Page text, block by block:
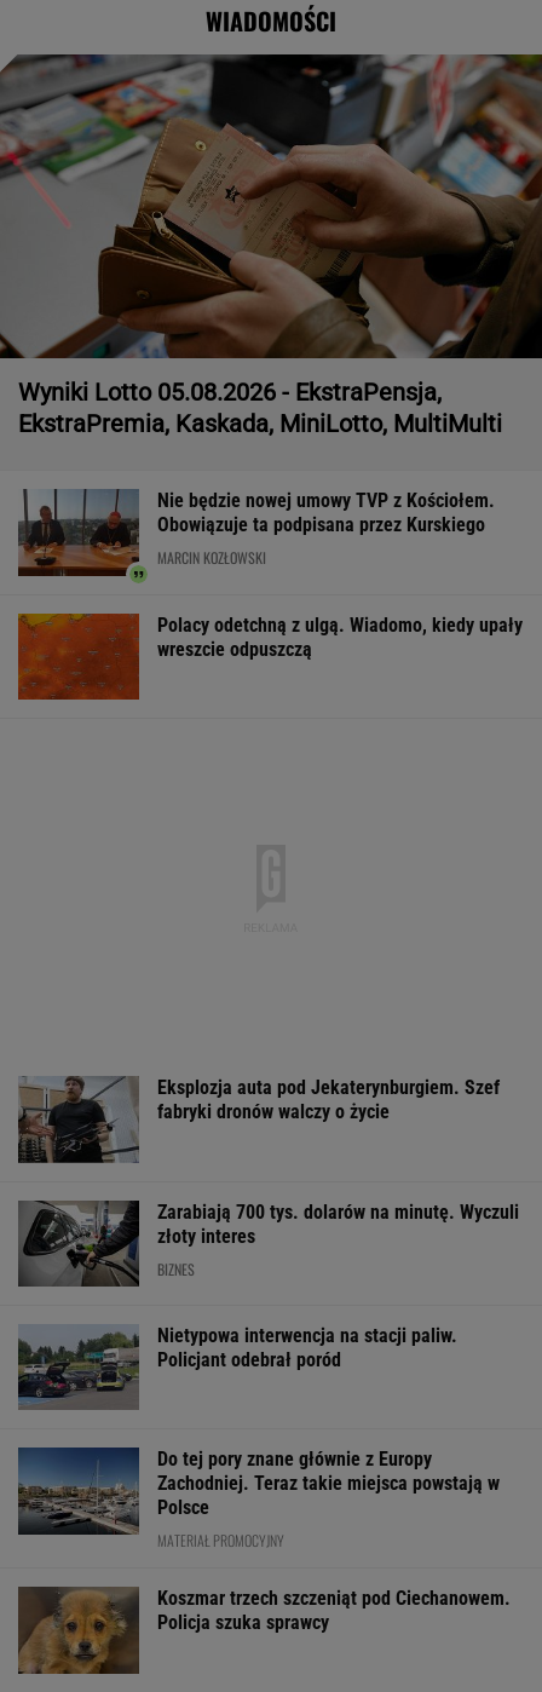
WIADOMOŚCI
Wyniki Lotto 05.08.2026 - EkstraPensja,
EkstraPremia, Kaskada, MiniLotto, MultiMulti
Nie będzie nowej umowy TVP z Kościołem.
Obowiązuje ta podpisana przez Kurskiego
MARCIN KOZŁOWSKI
Polacy odetchną z ulgą. Wiadomo, kiedy upały
wreszcie odpuszczą
Eksplozja auta pod Jekaterynburgiem. Szef
fabryki dronów walczy o życie
Zarabiają 700 tys. dolarów na minutę. Wyczuli
złoty interes
BIZNES
Nietypowa interwencja na stacji paliw.
Policjant odebrał poród
Do tej pory znane głównie z Europy
Zachodniej. Teraz takie miejsca powstają w
Polsce
MATERIAŁ PROMOCYJNY
Koszmar trzech szczeniąt pod Ciechanowem.
Policja szuka sprawcy